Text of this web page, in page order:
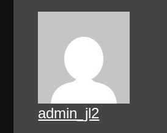
admin_jl2